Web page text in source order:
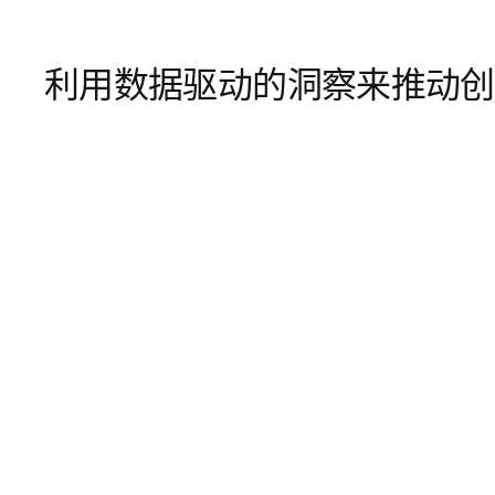
利用数据驱动的洞察来推动